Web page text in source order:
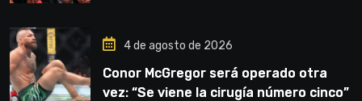
4 de agosto de 2026
Conor McGregor será operado otra
vez: “Se viene la cirugía número cinco”